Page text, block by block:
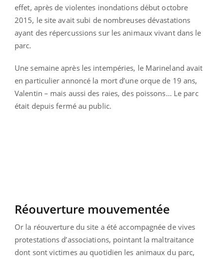
effet, après de violentes inondations début octobre
2015, le site avait subi de nombreuses dévastations
ayant des répercussions sur les animaux vivant dans le
parc.
Une semaine après les intempéries, le Marineland avait
en particulier annoncé la mort d’une orque de 19 ans,
Valentin – mais aussi des raies, des poissons... Le parc
était depuis fermé au public.
Réouverture mouvementée
Or la réouverture du site a été accompagnée de vives
protestations d’associations, pointant la maltraitance
dont sont victimes au quotidien les animaux du parc,